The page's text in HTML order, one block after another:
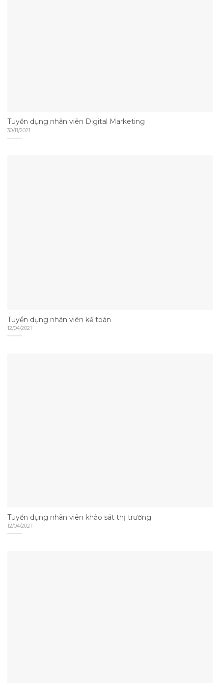
Tuyển dụng nhân viên Digital Marketing
30/11/2021
Tuyển dụng nhân viên kế toán
12/04/2021
Tuyển dụng nhân viên khảo sát thị trường
12/04/2021